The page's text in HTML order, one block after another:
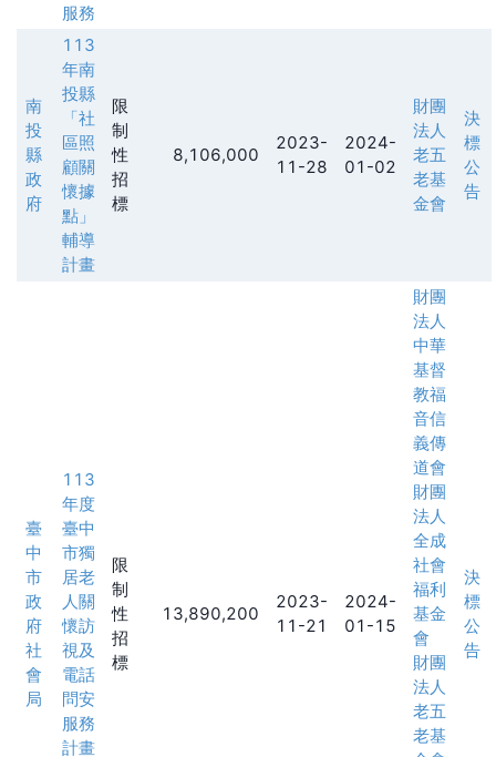
服務
南
投
縣
政
府
113
年南
投縣
「社
區照
顧關
懷據
點」
輔導
計畫
限
制
性
招
標
8,106,000
2023-
11-28
2024-
01-02
財團
法人
老五
老基
金會
決
標
公
告
臺
中
市
政
府
社
會
局
113
年度
臺中
市獨
居老
人關
懷訪
視及
電話
問安
服務
計畫
限
制
性
招
標
13,890,200
2023-
11-21
2024-
01-15
財團
法人
中華
基督
教福
音信
義傳
道會
財團
法人
全成
社會
福利
基金
會
財團
法人
老五
老基
決
標
公
告